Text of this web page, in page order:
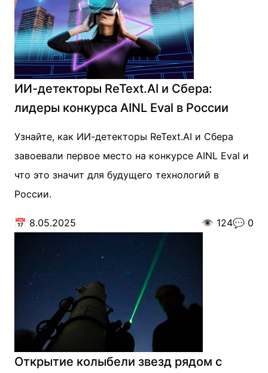
ИИ-детекторы ReText.AI и Сбера:
лидеры конкурса AINL Eval в России
Узнайте, как ИИ-детекторы ReText.AI и Сбера
завоевали первое место на конкурсе AINL Eval и
что это значит для будущего технологий в
России.
📅 8.05.2025 👁️ 124💬 0
Открытие колыбели звезд рядом с